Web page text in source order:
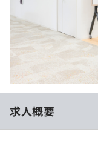
個人向けプラン
法人向けプラン
学校向けプラン
契約内容・クーポン
求人概要